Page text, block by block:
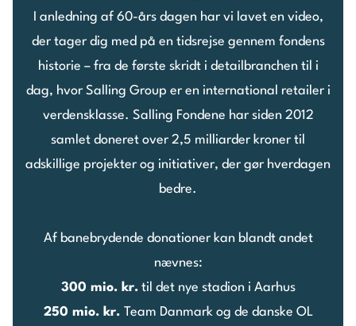
I anledning af 60-års dagen har vi lavet en video,
der tager dig med på en tidsrejse gennem fondens
historie – fra de første skridt i detailbranchen til i
dag, hvor Salling Group er en international retailer i
verdensklasse. Salling Fondene har siden 2012
samlet doneret over 2,5 milliarder kroner til
adskillige projekter og initiativer, der gør hverdagen
bedre.
Af banebrydende donationer kan blandt andet
nævnes:
300 mio. kr.til det nye stadion i Aarhus
250 mio. kr. Team Danmark og de danske OL